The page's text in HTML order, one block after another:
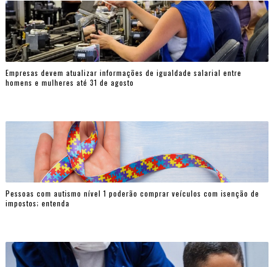
Empresas devem atualizar informações de igualdade salarial entre
homens e mulheres até 31 de agosto
Pessoas com autismo nível 1 poderão comprar veículos com isenção de
impostos; entenda